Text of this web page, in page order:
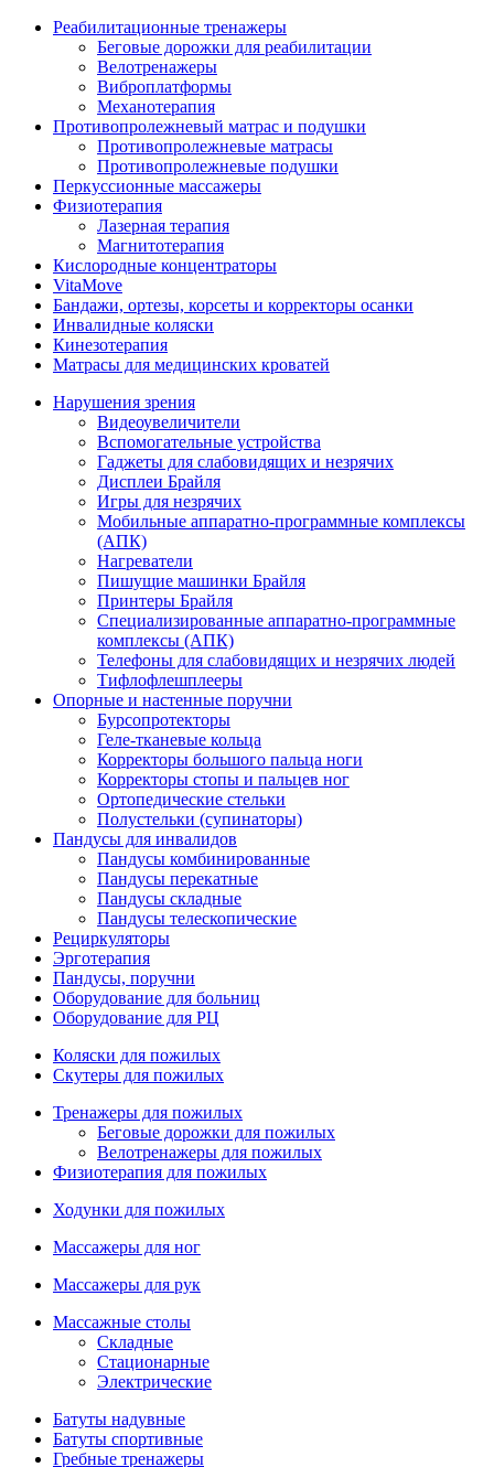
Реабилитационные тренажеры
Беговые дорожки для реабилитации
Велотренажеры
Виброплатформы
Механотерапия
Противопролежневый матрас и подушки
Противопролежневые матрасы
Противопролежневые подушки
Перкуссионные массажеры
Физиотерапия
Лазерная терапия
Магнитотерапия
Кислородные концентраторы
VitaMove
Бандажи, ортезы, корсеты и корректоры осанки
Инвалидные коляски
Кинезотерапия
Матрасы для медицинских кроватей
Нарушения зрения
Видеоувеличители
Вспомогательные устройства
Гаджеты для слабовидящих и незрячих
Дисплеи Брайля
Игры для незрячих
Мобильные аппаратно-программные комплексы
(АПК)
Нагреватели
Пишущие машинки Брайля
Принтеры Брайля
Специализированные аппаратно-программные
комплексы (АПК)
Телефоны для слабовидящих и незрячих людей
Тифлофлешплееры
Опорные и настенные поручни
Бурсопротекторы
Геле-тканевые кольца
Корректоры большого пальца ноги
Корректоры стопы и пальцев ног
Ортопедические стельки
Полустельки (супинаторы)
Пандусы для инвалидов
Пандусы комбинированные
Пандусы перекатные
Пандусы складные
Пандусы телескопические
Рециркуляторы
Эрготерапия
Пандусы, поручни
Оборудование для больниц
Оборудование для РЦ
Коляски для пожилых
Скутеры для пожилых
Тренажеры для пожилых
Беговые дорожки для пожилых
Велотренажеры для пожилых
Физиотерапия для пожилых
Ходунки для пожилых
Массажеры для ног
Массажеры для рук
Массажные столы
Складные
Стационарные
Электрические
Батуты надувные
Батуты спортивные
Гребные тренажеры